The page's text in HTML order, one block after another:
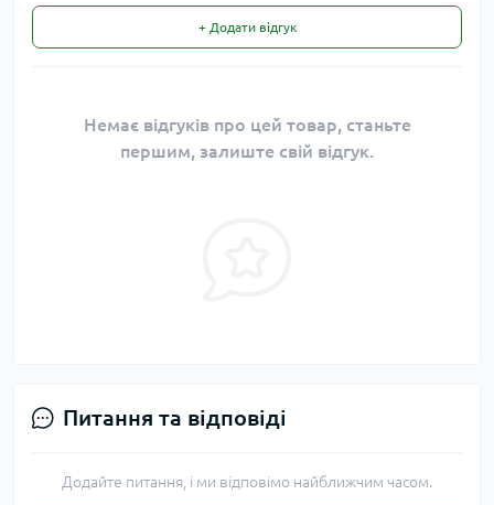
+ Додати відгук
Немає відгуків про цей товар, станьте
першим, залиште свій відгук.
Питання та відповіді
Додайте питання, і ми відповімо найближчим часом.